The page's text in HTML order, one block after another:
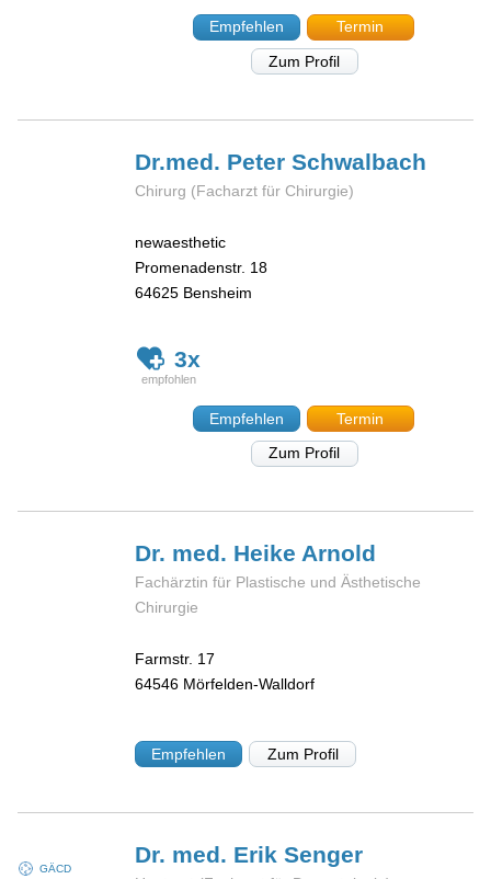
Empfehlen
Termin
Zum Profil
Dr.med. PeterSchwalbach
Chirurg (Facharzt für Chirurgie)
newaesthetic
Promenadenstr. 18
64625 Bensheim
3x
Empfehlen
Termin
Zum Profil
Dr. med. Heike Arnold
Fachärztin für Plastische und Ästhetische
Chirurgie
Farmstr. 17
64546 Mörfelden-Walldorf
Empfehlen Zum Profil
GÄCD
Dr. med. ErikSenger